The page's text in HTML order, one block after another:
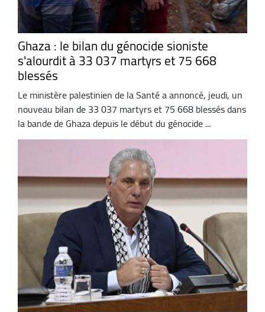
Ghaza : le bilan du génocide sioniste
s'alourdit à 33 037 martyrs et 75 668
blessés
Le ministère palestinien de la Santé a annoncé, jeudi, un
nouveau bilan de 33 037 martyrs et 75 668 blessés dans
la bande de Ghaza depuis le début du génocide ...